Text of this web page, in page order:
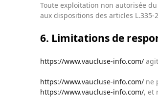
Toute exploitation non autorisée
aux dispositions des articles
6. Limitations de
https://www.vaucluse-info.com/
https://www.vaucluse-info.com/ ne
https://www.vaucluse-info.com/, et